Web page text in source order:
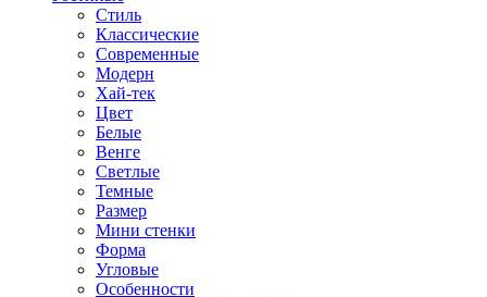
Стиль
Классические
Современные
Модерн
Хай-тек
Цвет
Белые
Венге
Светлые
Темные
Размер
Мини стенки
Форма
Угловые
Особенности